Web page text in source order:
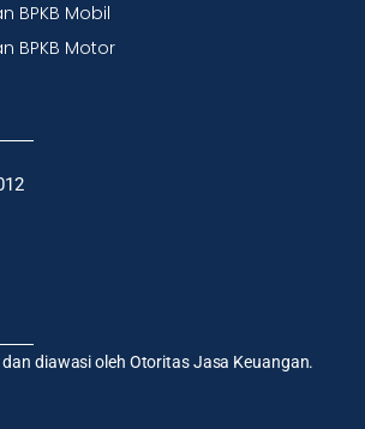
BPKB Mobil
BPKB Motor
diawasi oleh Otoritas Jasa Keuangan.